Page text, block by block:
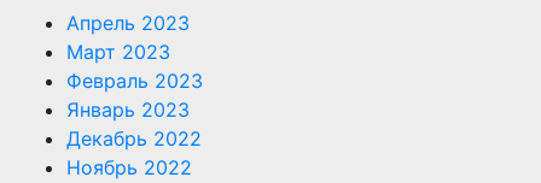
Апрель 2023
Март 2023
Февраль 2023
Январь 2023
Декабрь 2022
Ноябрь 2022